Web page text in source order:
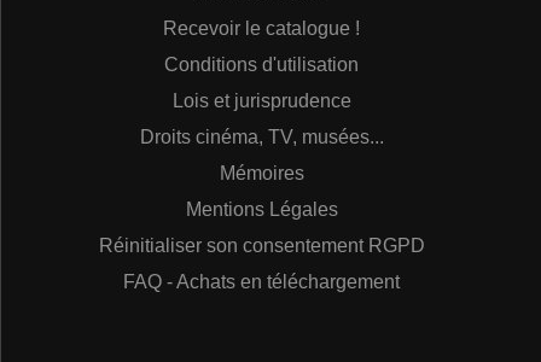
Recevoir le catalogue !
Conditions d'utilisation
Lois et jurisprudence
Droits cinéma, TV, musées...
Mémoires
Mentions Légales
Réinitialiser son consentement RGPD
FAQ - Achats en téléchargement